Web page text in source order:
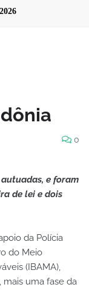
0
e foram
de lei e dois
da Polícia
do Meio
(IBAMA),
mais uma fase da